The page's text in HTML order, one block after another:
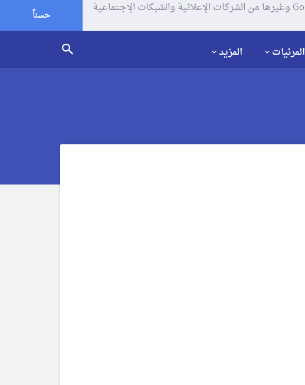
يستخدم موقعنا ملفات تعريف الإرتباط (الكوكيز) لتحليل زياراتك وإستخدامك للموقع و تتم مشاركة بعض المعلومات مع Google وغيرها من الشركات الإعلانية والشبكات الإجتماعية
حسناً
المرئيات المزيد